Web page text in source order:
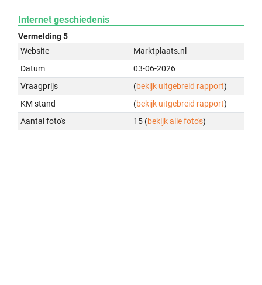
Internet geschiedenis
Vermelding 5
Website
Marktplaats.nl
Datum
03-06-2026
Vraagprijs
(bekijk uitgebreid rapport)
KM stand
(bekijk uitgebreid rapport)
Aantal foto's
15 (bekijk alle foto's)